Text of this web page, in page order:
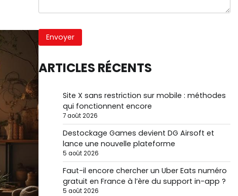
ARTICLES RÉCENTS
Site X sans restriction sur mobile : méthodes
qui fonctionnent encore
7 août 2026
Destockage Games devient DG Airsoft et
lance une nouvelle plateforme
5 août 2026
Faut-il encore chercher un Uber Eats numéro
gratuit en France à l’ère du support in-app ?
5 août 2026